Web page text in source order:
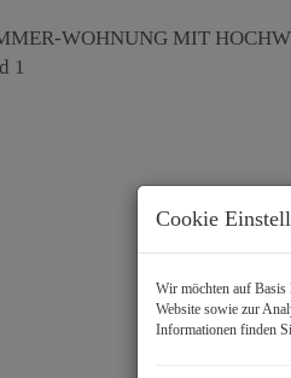
Cookie
Wir möchten auf
Website sowie zur
Informationen finden